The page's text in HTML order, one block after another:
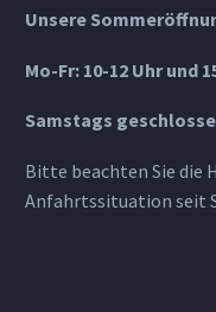
Unsere
Mo-Fr: 10-12 Uhr und
Samstags
Bitte beachten Sie die
Anfahrtssituation seit